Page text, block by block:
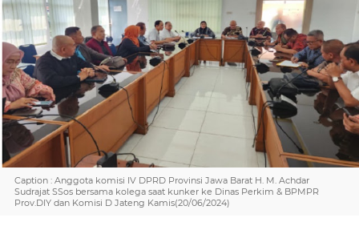
Caption : Anggota komisi IV DPRD Provinsi Jawa Barat H. M. Achdar
Sudrajat SSos bersama kolega saat kunker ke Dinas Perkim & BPMPR
Prov.DIY dan Komisi D Jateng Kamis(20/06/2024)